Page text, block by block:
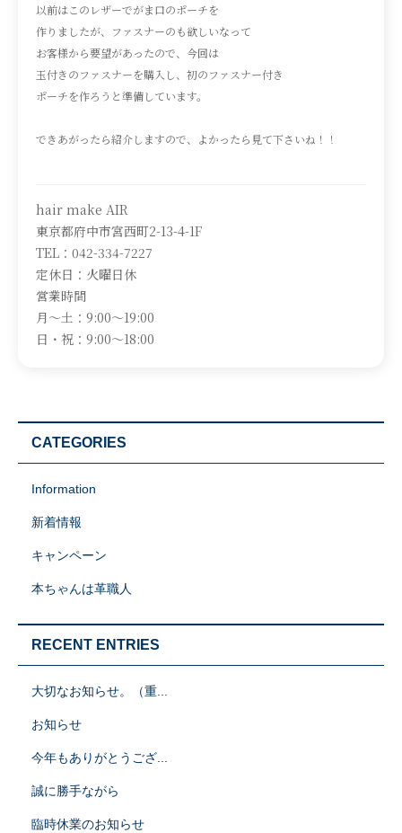
以前はこのレザーでがま口のポーチを
作りましたが、ファスナーのも欲しいなって
お客様から要望があったので、今回は
玉付きのファスナーを購入し、初のファスナー付き
ポーチを作ろうと準備しています。
できあがったら紹介しますので、よかったら見て下さいね！！
hair make AIR
東京都府中市宮西町2-13-4-1F
TEL：042-334-7227
定休日：火曜日休
営業時間
月～土：9:00～19:00
日・祝：9:00～18:00
CATEGORIES
Information
新着情報
キャンペーン
本ちゃんは革職人
RECENT ENTRIES
大切なお知らせ。（重...
お知らせ
今年もありがとうござ...
誠に勝手ながら
臨時休業のお知らせ